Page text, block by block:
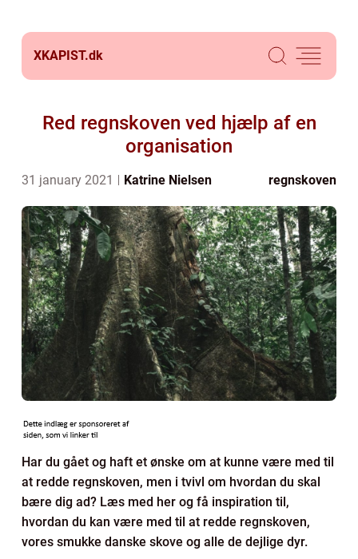
XKAPIST.dk
Red regnskoven ved hjælp af en
organisation
31 january 2021 Katrine Nielsen regnskoven
Har du gået og haft et ønske om at kunne være med til
at redde regnskoven, men i tvivl om hvordan du skal
bære dig ad? Læs med her og få inspiration til,
hvordan du kan være med til at redde regnskoven,
vores smukke danske skove og alle de dejlige dyr.